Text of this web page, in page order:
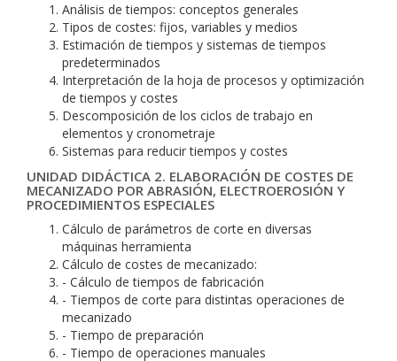
Análisis de tiempos: conceptos generales
Tipos de costes: fijos, variables y medios
Estimación de tiempos y sistemas de tiempos
predeterminados
Interpretación de la hoja de procesos y optimización
de tiempos y costes
Descomposición de los ciclos de trabajo en
elementos y cronometraje
Sistemas para reducir tiempos y costes
UNIDAD DIDÁCTICA 2. ELABORACIÓN DE COSTES DE
MECANIZADO POR ABRASIÓN, ELECTROEROSIÓN Y
PROCEDIMIENTOS ESPECIALES
Cálculo de parámetros de corte en diversas
máquinas herramienta
Cálculo de costes de mecanizado:
- Cálculo de tiempos de fabricación
- Tiempos de corte para distintas operaciones de
mecanizado
- Tiempo de preparación
- Tiempo de operaciones manuales